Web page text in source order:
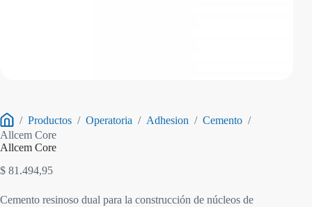
Inicio
/ Productos / Operatoria / Adhesion / Cemento /
Allcem Core
Allcem Core
$ 81.494,95
Cemento resinoso dual para la construcción de núcleos de